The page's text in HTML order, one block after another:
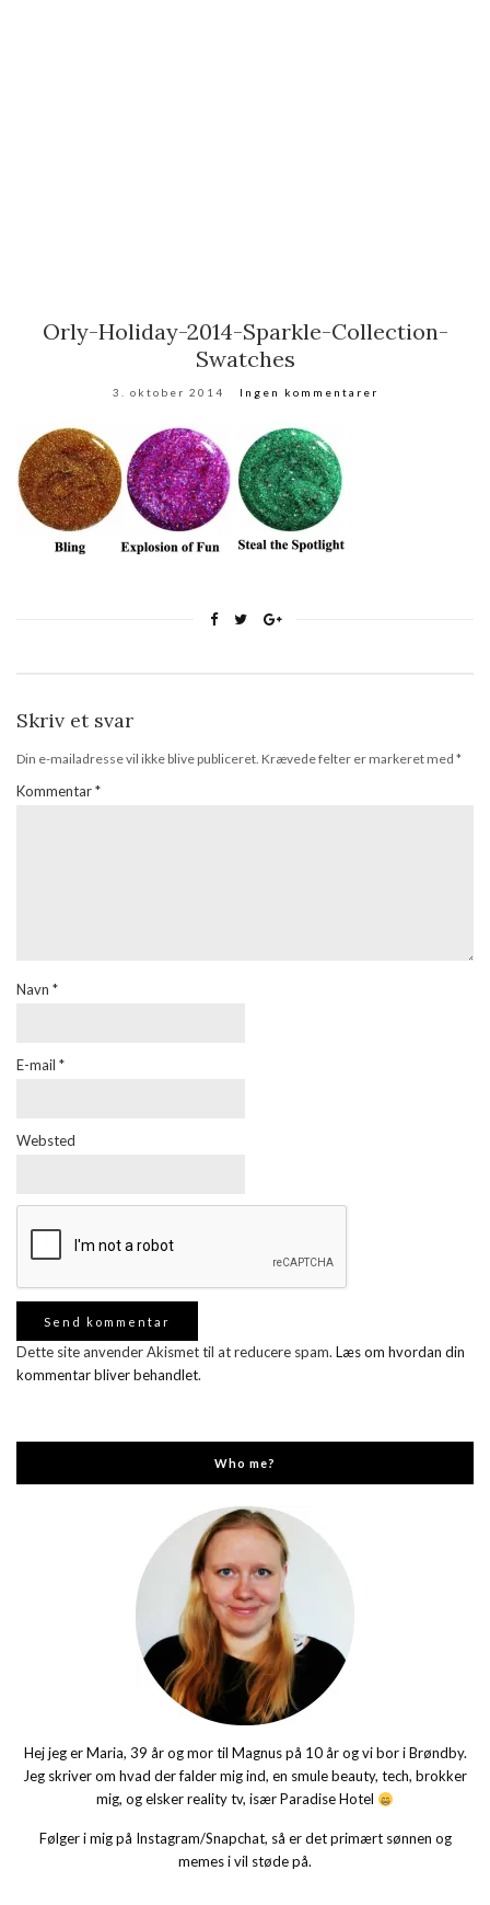
Orly-Holiday-2014-Sparkle-Collection-
Swatches
3. oktober 2014 Ingen kommentarer
Skriv et svar
Din e-mailadresse vil ikke blive publiceret. Krævede felter er markeret med *
Kommentar*
Navn *
E-mail *
Websted
Dette site anvender Akismet til at reducere spam. Læs om hvordan din
kommentar bliver behandlet.
Who me?
Hej jeg er Maria, 39 år og mor til Magnus på 10 år og vi bor i Brøndby.
Jeg skriver om hvad der falder mig ind, en smule beauty, tech, brokker
mig, og elsker reality tv, især Paradise Hotel
Følger i mig på Instagram/Snapchat, så er det primært sønnen og
memes i vil støde på.